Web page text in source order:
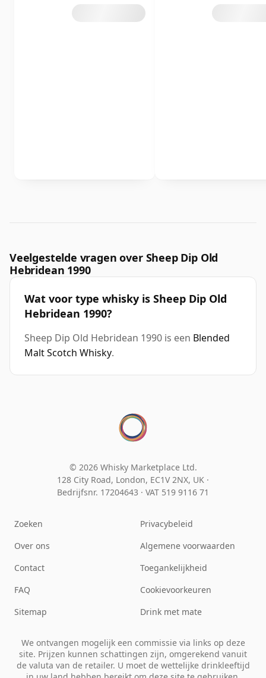
Veelgestelde vragen over Sheep Dip Old
Hebridean 1990
Wat voor type whisky is Sheep Dip Old
Hebridean 1990?
Sheep Dip Old Hebridean 1990 is een Blended
Malt Scotch Whisky.
© 2026 Whisky Marketplace Ltd.
128 City Road, London, EC1V 2NX, UK ·
Bedrijfsnr. 17204643 · VAT 519 9116 71
Zoeken
Over ons
Contact
FAQ
Sitemap
Privacybeleid
Algemene voorwaarden
Toegankelijkheid
Cookievoorkeuren
Drink met mate
We ontvangen mogelijk een commissie via links op deze
site. Prijzen kunnen schattingen zijn, omgerekend vanuit
de valuta van de retailer. U moet de wettelijke drinkleeftijd